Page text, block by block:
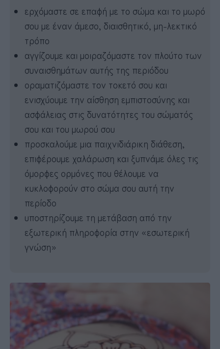
ερχόμαστε σε επαφή με το σώμα και το μωρό
σου με έναν άμεσο, διαισθητικό, μη-λεκτικό
τρόπο
αγγίζουμε και μοιραζόμαστε τον πλούτο των
συναισθημάτων αυτής της περιόδου
οραματιζόμαστε τον τοκετό σου και
ενισχύουμε την αίσθηση εμπιστοσύνης και
ασφάλειας στις δυνατότητες του σώματός
σου και του μωρού σου
προσκαλούμε μια παιχνιδιάρικη διάθεση,
επιφέρουμε χαλάρωση και ξυπνάμε όλες τις
όμορφες ορμόνες που θέλουμε να
κυκλοφορούν στο σώμα σου αυτή την
περίοδο
υποστηρίζουμε τη μετάβαση από την
εξωτερική πληροφορία στην «εσωτερική
γνώση»